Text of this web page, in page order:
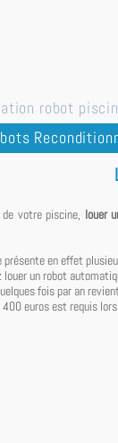
robot
votre piscine, louer
en effet
louer un robot
fois par an
400 euros est requis